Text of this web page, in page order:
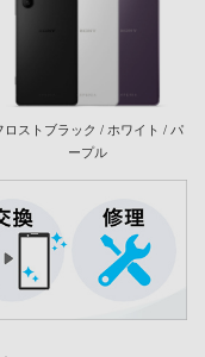
ロストブラック / ホワイト / パ
ープル